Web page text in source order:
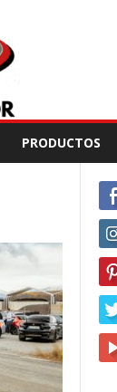
PRODUCTOS